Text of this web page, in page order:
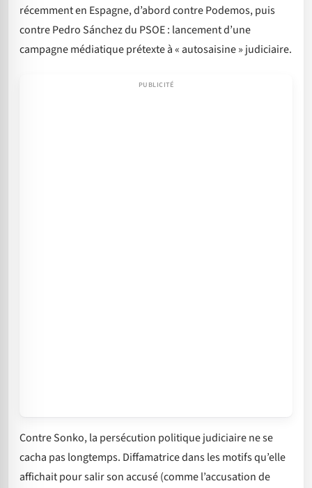
récemment en Espagne, d’abord contre Podemos, puis
contre Pedro Sánchez du PSOE : lancement d’une
campagne médiatique prétexte à « autosaisine » judiciaire.
Contre Sonko, la persécution politique judiciaire ne se
cacha pas longtemps. Diffamatrice dans les motifs qu’elle
affichait pour salir son accusé (comme l’accusation de